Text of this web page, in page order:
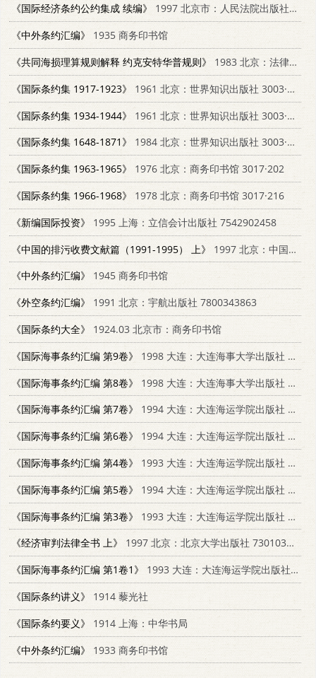
《国际经济条约公约集成 续编》
1997 北京市：人民法院出版社 7800564495
《中外条约汇编》
1935 商务印书馆
《共同海损理算规则解释 约克安特华普规则》
1983 北京：法律出版社 6004·558
《国际条约集 1917-1923》
1961 北京：世界知识出版社 3003·562
《国际条约集 1934-1944》
1961 北京：世界知识出版社 3003·528
《国际条约集 1648-1871》
1984 北京：世界知识出版社 3003·1887
《国际条约集 1963-1965》
1976 北京：商务印书馆 3017·202
《国际条约集 1966-1968》
1978 北京：商务印书馆 3017·216
《新编国际投资》
1995 上海：立信会计出版社 7542902458
《中国的排污收费文献篇（1991-1995） 上》
1997 北京：中国环境科学出版社 7801353854
《中外条约汇编》
1945 商务印书馆
《外空条约汇编》
1991 北京：宇航出版社 7800343863
《国际条约大全》
1924.03 北京市：商务印书馆
《国际海事条约汇编 第9卷》
1998 大连：大连海事大学出版社 7563211302
《国际海事条约汇编 第8卷》
1998 大连：大连海事大学出版社 7563211296
《国际海事条约汇编 第7卷》
1994 大连：大连海运学院出版社 7563206760
《国际海事条约汇编 第6卷》
1994 大连：大连海运学院出版社 7563207805
《国际海事条约汇编 第4卷》
1993 大连：大连海运学院出版社 7563205705
《国际海事条约汇编 第5卷》
1994 大连：大连海运学院出版社 7563207791
《国际海事条约汇编 第3卷》
1993 大连：大连海运学院出版社 7563205691
《经济审判法律全书 上》
1997 北京：北京大学出版社 7301034946
《国际海事条约汇编 第1卷1》
1993 大连：大连海运学院出版社 7563205519
《国际条约讲义》
1914 藜光社
《国际条约要义》
1914 上海：中华书局
《中外条约汇编》
1933 商务印书馆